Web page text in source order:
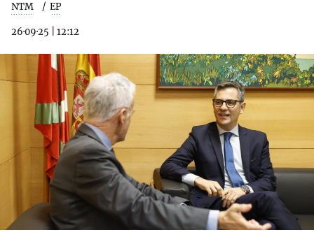
NTM EP
26·09·25 12:12